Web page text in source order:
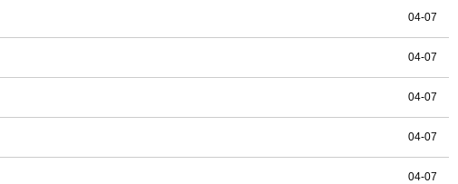
04-07
04-07
04-07
04-07
04-07